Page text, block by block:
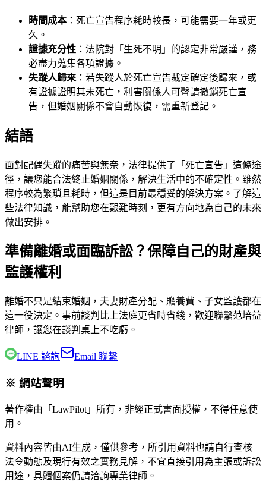
時間成本：死亡宣告程序耗時較長，可能需要一年或更
久。
證據充分性 ：法院對「生死不明」的認定非常嚴謹，務
必盡力蒐集各項證據。
失蹤人歸來 ：若失蹤人於死亡宣告裁定確定後歸來，或
有證據證明其未死亡，利害關係人可聲請撤銷死亡宣
告，但婚姻關係不會自動恢復，需重新登記。
結語
面對配偶失蹤的痛苦與無奈，法律提供了「死亡宣告」這條途
徑，讓您能合法終止婚姻關係，解決生活中的不確定性。雖然
程序較為繁瑣且耗時，但這是目前最穩妥的解決方案。了解這
些法律知識，能幫助您在艱難時刻，更有方向地為自己的未來
做出安排。
準備離婚或面臨訴訟？保障自己的財產與
監護權利
離婚不只是結束婚姻，夫妻財產分配、贍養費、子女監護都在
這一役決定。事前談判比上法庭更省時省錢，歡迎聯繫范培益
律師 ，讓您在談判桌上不吃虧。
LINE 諮詢 Email 聯繫
※ 網站聲明
著作權由「LawPilot」所有，非經正式書面授權，不得任意使
用。
資料內容皆由AI生成，僅供參考，所引用資料也請自行查核
法令動態及現行有效之實務見解，不宜直接引用為主張或訴訟
用途，具體個案仍請洽詢專業律師。